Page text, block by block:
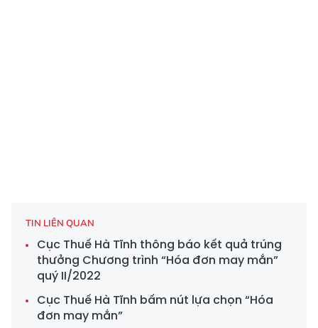
TIN LIÊN QUAN
Cục Thuế Hà Tĩnh thông báo kết quả trúng
thưởng Chương trình “Hóa đơn may mắn”
quý II/2022
Cục Thuế Hà Tĩnh bấm nút lựa chọn “Hóa
đơn may mắn”